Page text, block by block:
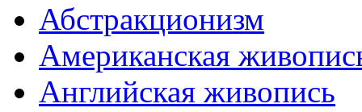
Абстракционизм
Американская
Английская живопись